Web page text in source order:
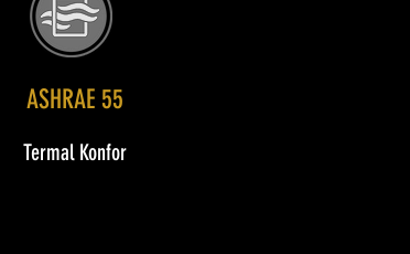
ASHRAE 55
Termal Konfor